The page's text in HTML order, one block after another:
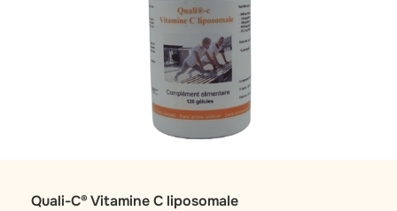
Quali-C® Vitamine C liposomale